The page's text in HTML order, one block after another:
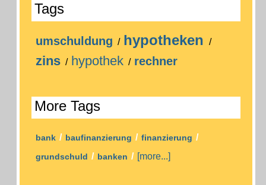
Tags
umschuldung / hypotheken /
zins / hypothek / rechner
More Tags
bank / baufinanzierung / finanzierung /
grundschuld / banken / [more...]